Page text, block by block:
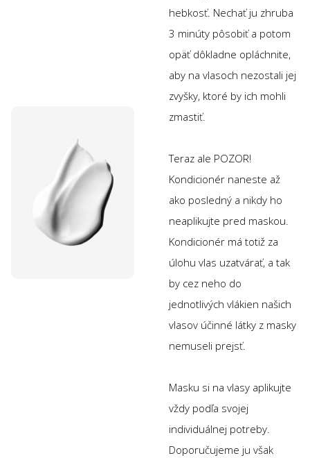
hebkosť. Nechať ju zhruba
3 minúty pôsobiť a potom
opäť dôkladne opláchnite,
aby na vlasoch nezostali jej
zvyšky, ktoré by ich mohli
zmastiť.
Teraz ale POZOR!
Kondicionér naneste až
ako posledný a nikdy ho
neaplikujte pred maskou.
Kondicionér má totiž za
úlohu vlas uzatvárať, a tak
by cez neho do
jednotlivých vlákien našich
vlasov účinné látky z masky
nemuseli prejsť.
Masku si na vlasy aplikujte
vždy podľa svojej
individuálnej potreby.
Doporučujeme ju však